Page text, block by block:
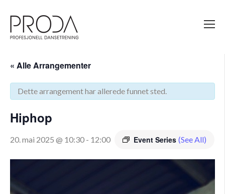
sidens
hovedinnhold
« Alle Arrangementer
Dette arrangement har allerede funnet sted.
Hiphop
20. mai 2025 @ 10:30 - 12:00 Event Series (See All)